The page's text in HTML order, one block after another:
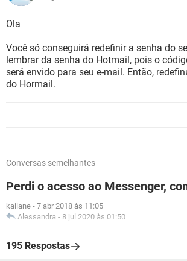
Ola
Você só conseguirá redefinir a senha do
lembrar da senha do Hotmail, pois o
será envido para seu e-mail. Então,
do Hormail.
Conversas semelhantes
Perdi o acesso ao Messenger,
kailane - 7 abr 2018 às 11:05
Alessandra - 8 jul 2020 às 01:50
195 Respostas